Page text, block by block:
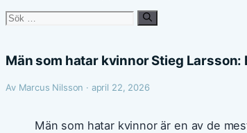
Sök
Män som hatar kvinnor Stieg Larsson:
Av Marcus Nilsson · april 22, 2026
Män som hatar kvinnor är en av de